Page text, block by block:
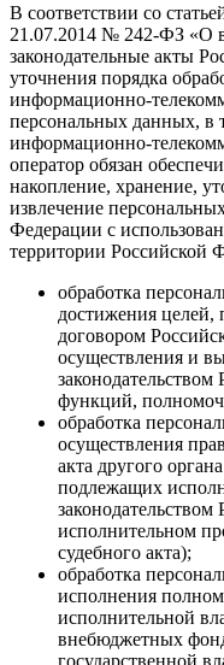
В соответствии со
21.07.2014 № 242-ФЗ «О
законодательные акты
уточнения порядка
информационно-
персональных данных, в
информационно-
оператор обязан
накопление, хранение,
извлечение
Федерации с
территории Российской
обработка
достижения
договором
осуществления и
функций,
обработка
осуществления
акта другого
подлежащих
исполнительном
судебного акта);
обработка
исполнения
исполнительной
внебюджетных
государственной